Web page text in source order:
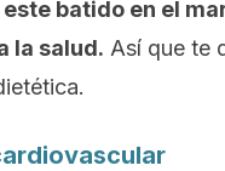
batido en el
la salud. Así que te